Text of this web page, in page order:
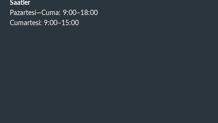
Saatler
Pazartesi—Cuma: 9:00–18:00
Cumartesi: 9:00–15:00